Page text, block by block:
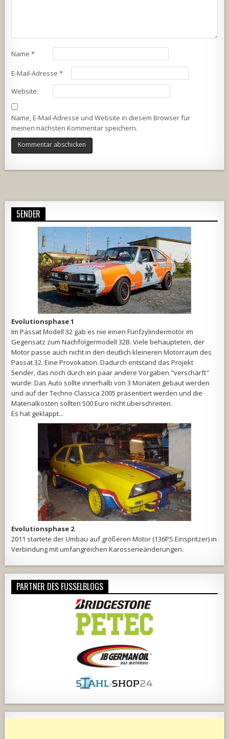
Name*
E-Mail-Adresse*
Website
Name, E-Mail-Adresse und Website in diesem Browser für
meinen nächsten Kommentar speichern.
5ENDER
Evolutionsphase 1
Im Passat Modell 32 gab es nie einen Fünfzylindermotor im
Gegensatz zum Nachfolgermodell 32B. Viele behaupteten, der
Motor passe auch nicht in den deutlich kleineren Motorraum des
Passat 32. Eine Provokation. Dadurch entstand das Projekt
5ender, das noch durch ein paar andere Vorgaben "verschärft"
wurde: Das Auto sollte innerhalb von 3 Monaten gebaut werden
und auf der Techno Classica 2005 präsentiert werden und die
Materialkosten sollten 500 Euro nicht überschreiten.
Es hat geklappt...
Evolutionsphase 2
2011 startete der Umbau auf größeren Motor (136PS Einspritzer) in
Verbindung mit umfangreichen Karosserieänderungen.
PARTNER DES FUSSELBLOGS